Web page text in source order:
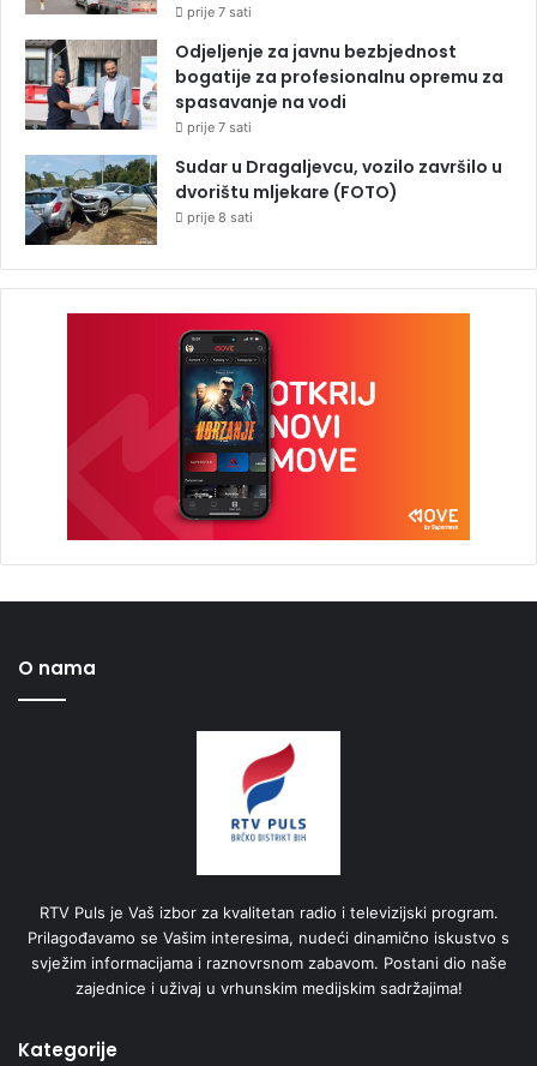
prije 7 sati
Odjeljenje za javnu bezbjednost
bogatije za profesionalnu opremu za
spasavanje na vodi
prije 7 sati
Sudar u Dragaljevcu, vozilo završilo u
dvorištu mljekare (FOTO)
prije 8 sati
O nama
RTV Puls je Vaš izbor za kvalitetan radio i televizijski program.
Prilagođavamo se Vašim interesima, nudeći dinamično iskustvo s
svježim informacijama i raznovrsnom zabavom. Postani dio naše
zajednice i uživaj u vrhunskim medijskim sadržajima!
Kategorije